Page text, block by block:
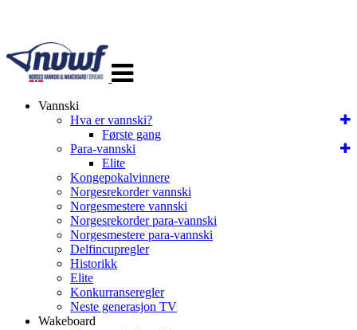
navigasjon
Vannski
Hva er vannski?
Første gang
Para-vannski
Elite
Kongepokalvinnere
Norgesrekorder vannski
Norgesmestere vannski
Norgesrekorder para-vannski
Norgesmestere para-vannski
Delfincupregler
Historikk
Elite
Konkurranseregler
Neste generasjon TV
Wakeboard